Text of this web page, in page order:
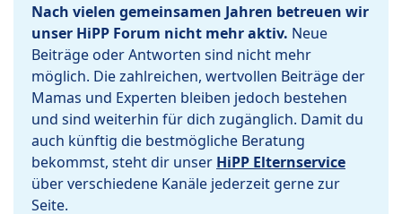
Nach vielen gemeinsamen Jahren betreuen wir
unser HiPP Forum nicht mehr aktiv. Neue
Beiträge oder Antworten sind nicht mehr
möglich. Die zahlreichen, wertvollen Beiträge der
Mamas und Experten bleiben jedoch bestehen
und sind weiterhin für dich zugänglich. Damit du
auch künftig die bestmögliche Beratung
bekommst, steht dir unser HiPP Elternservice
über verschiedene Kanäle jederzeit gerne zur
Seite.